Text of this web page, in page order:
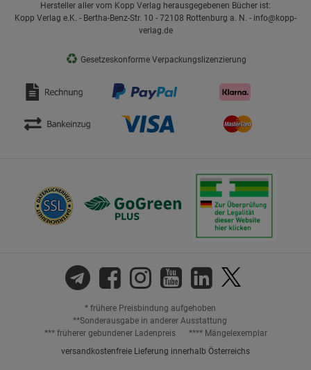
Hersteller aller vom Kopp Verlag herausgegebenen Bücher ist:
Kopp Verlag e.K. - Bertha-Benz-Str. 10 - 72108 Rottenburg a. N. - info@kopp-
verlag.de
♻ Gesetzeskonforme Verpackungslizenzierung
* frühere Preisbindung aufgehoben
**Sonderausgabe in anderer Ausstattung
*** früherer gebundener Ladenpreis
**** Mängelexemplar
versandkostenfreie Lieferung innerhalb Österreichs